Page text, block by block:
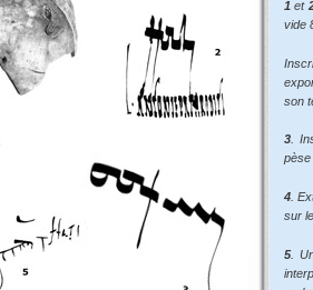
1et
vide
son
3.
pèse
4.
sur
5.